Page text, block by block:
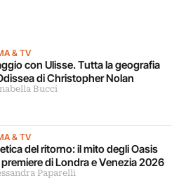
& TV
con Ulisse. Tutta la geografia
di Christopher Nolan
Bucci
& TV
del ritorno: il mito degli Oasis
premiere di Londra e Venezia 2026
Paparelli